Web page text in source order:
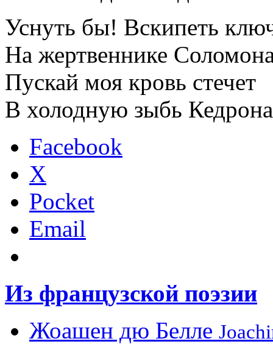
Уснуть бы! Вскипеть
На жертвеннике
Пускай моя кровь стечет
В холодную зыбь
Facebook
X
Pocket
Email
Из французской поэзии
Жоашен дю Белле